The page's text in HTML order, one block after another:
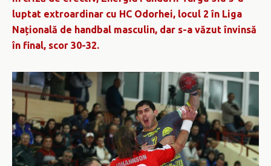
luptat extroardinar cu HC Odorhei, locul 2 în Liga
Națională de handbal masculin, dar s-a văzut învinsă
în final, scor 30-32.